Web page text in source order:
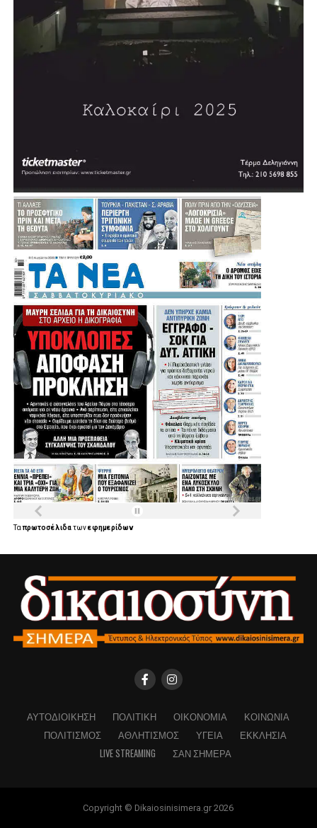
Ταπρωτοσέλιδατωνεφημερίδων
ΑΥΤΟΔΙΟΊΚΗΣΗ ΠΟΛΙΤΙΚΉ ΟΙΚΟΝΟΜΊΑ
ΚΟΙΝΩΝΊΑ
ΠΟΛΙΤΙΣΜΌΣ
ΑΘΛΗΤΙΣΜΌΣ ΥΓΕΊΑ
ΕΚΚΛΗΣΊΑ
LIVE STREAMING
ΣΑΝ ΣΉΜΕΡΑ
Copyright © Dikaiosinisimera.gr 2026